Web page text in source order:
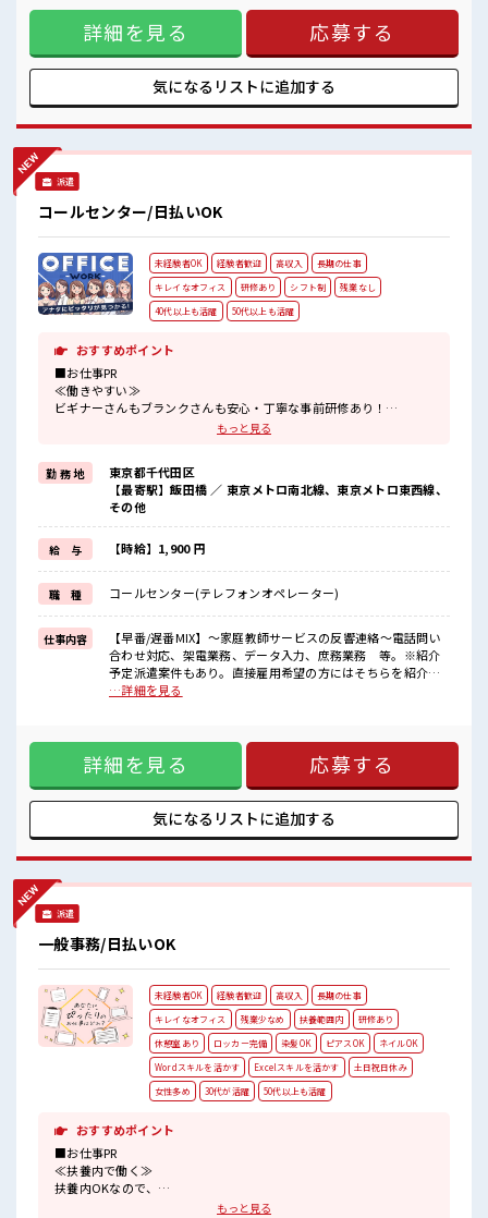
本を挟んで撮影する。 ■お仕事PR ≪新しくチャレンジしやす
い≫ ビギナーさんもブランクさんも安心・丁寧な事前研修あ
り！ ≪女性も活躍できる職場≫ もちろん男性の応募も歓迎で
す！ ≪プライベートが充実する≫ 場合によってはお願いする
こともありますが、 残業はほとんどナシ！ ≪完全週休二日制
≫ 週末は家族や友人と一緒にプライベート満喫！ ≪髪型自由
(規定有)≪収入アップを目指せる≫ 高時給だらけの派遣のお
仕事です！ ■職場の雰囲気 女性が多い職場ですが男女は問い
詳細を見る 応募する
気になるリストに追加する
派遣
コールセンター/日払いOK
未経験者OK 経験者歓迎 高収入
長期の仕事
キレイなオフィス
研修あり シフト制
残業なし
40代以上も活躍
50代以上も活躍
おすすめポイント
■お仕事PR
≪働きやすい≫
ビギナーさんもブランクさんも安心・丁寧な事前研修あり！
残業基本ナシのお仕事♪
≪経験者活躍中≫
これまでの経験を活かしませんか？
ブランクがあっても大丈夫♪
経験はちょっとだけ…という方もOK！
≪自分に合った期間で働ける≫
福利厚生が整った派遣のお仕事です！
■職場の雰囲気
残業は基本なし！
プライベートを大切にしたい人にはピッタリ★
高収入もバッチリ目指せますよ！
丁寧な研修ありで安心して始められます！
もっと見る
勤 務 地
東京都千代田区
【最寄駅】飯田橋 ／ 東京メトロ南北線、東京メトロ東西線、
その他
給 与 【時給】1,900 円
職 種 コールセンター(テレフォンオペレーター)
仕事内容
【早番/遅番MIX】～家庭教師サービスの反響連絡～電話問い
合わせ対応、架電業務、データ入力、庶務業務 等。※紹介
予定派遣案件もあり。直接雇用希望の方にはそちらを紹介く
ださい。⇒13190008607 ■お仕事PR ≪働きやすい≫ ビギナ
のお仕事♪ ≪経験者活躍中≫ これまでの経験を活かしません
か？ ブランクがあっても大丈夫♪ 経験はちょっとだけ…とい
う方もOK！ ≪自分に合った期間で働ける≫ 福利厚生が整っ
た派遣のお仕事です！ ■職場の雰囲気 残業は基本なし！ プラ
イベートを大切にしたい人にはピッタリ★ 高収入もバッチリ
目指せますよ！ 丁寧な研修ありで安心して始められます！
…詳細を見る
詳細を見る 応募する
気になるリストに追加する
派遣
一般事務/日払いOK
未経験者OK 経験者歓迎 高収入
長期の仕事
キレイなオフィス
残業少なめ 扶養範囲内
研修あり
休憩室あり
ロッカー完備 染髪OK ピアスOK
ネイルOK
Wordスキルを活かす
Excelスキルを活かす
土日祝日休み
女性多め
30代が活躍 50代以上も活躍
おすすめポイント
■お仕事PR
≪扶養内で働く≫
扶養内OKなので、
主婦&主夫さんも気軽にご応募くださいね♪
もっと見る